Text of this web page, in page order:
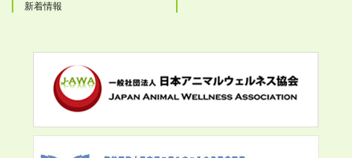
新着情報